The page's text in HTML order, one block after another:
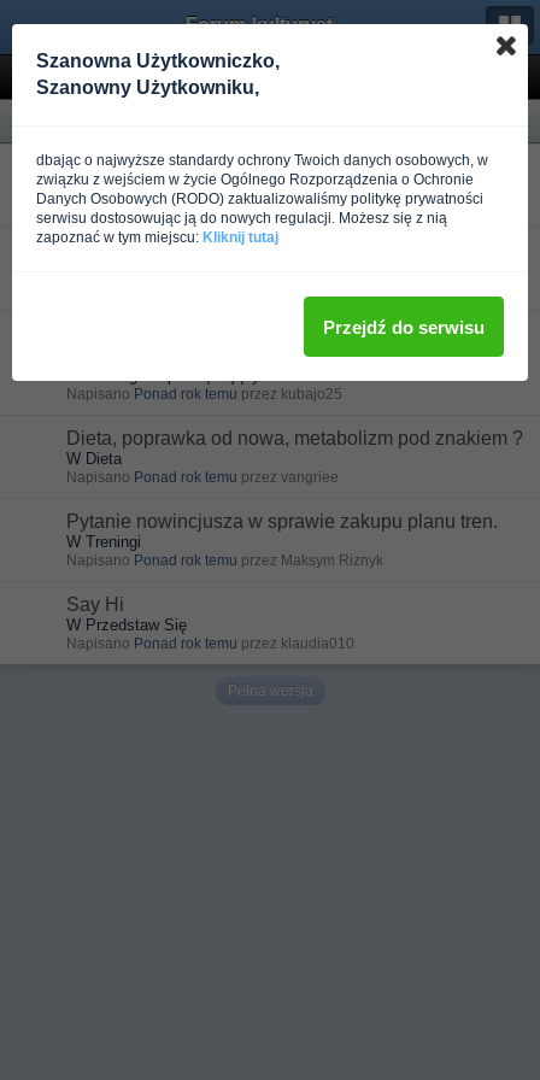
Forum-kulturystyka.pl
Wyniki wyszukiwania
Pomoc dla świeżaka
W Trening dla początkujących
NapisanoPonad rok temuprzez faluś
Budowa masy mięśniowej + poranny trening
Pomoc w odnowieniu treningów i dobór siłowni -
Napisano Ponad rok temu przez kubajo25
Dieta, poprawka od nowa, metabolizm pod znakiem ?
W Dieta
Napisano Ponad rok temu przez vangriee
Pytanie nowincjusza w sprawie zakupu planu tren.
W Treningi
Napisano Ponad rok temu przez Maksym Riznyk
Say Hi
W Przedstaw Się
Napisano Ponad rok temu przez klaudia010
Pełna wersja
Szanowna Użytkowniczko,
Szanowny Użytkowniku,
dbając o najwyższe standardy ochrony Twoich danych osobowych, w
związku z wejściem w życie Ogólnego Rozporządzenia o Ochronie
Danych Osobowych (RODO) zaktualizowaliśmy politykę prywatności
serwisu dostosowując ją do nowych regulacji. Możesz się z nią
zapoznać w tym miejscu: Kliknij tutaj
Przejdź do serwisu